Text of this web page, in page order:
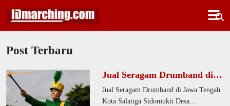
Post Terbaru
Jual Seragam Drumband di
Jawa Tengah Kota Salatiga
Sidomukti Desa Kalicacing
Jual Seragam Drumband di Jawa Tengah
Kota Salatiga Sidomukti Desa